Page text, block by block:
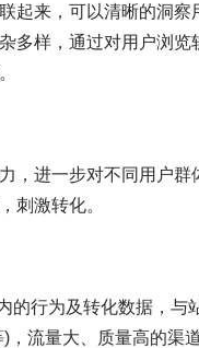
起来，可以清晰的洞
多样，通过对用户浏
，进一步对不同用户
刺激转化。
行为及转化数据，与
流量大、质量高的渠